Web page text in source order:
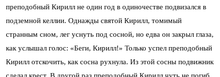
преподобный Кирилл не один год в одиночестве подвизался в
подземной келлии. Однажды святой Кирилл, томимый
странным сном, лег уснуть под сосной, но едва он закрыл глаза,
как услышал голос: «Беги, Кирилл!» Только успел преподобный
Кирилл отскочить, как сосна рухнула. Из этой сосны подвижник